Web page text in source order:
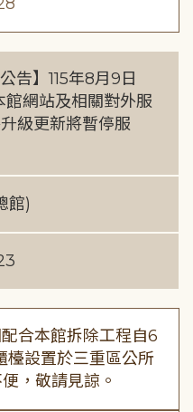
告】115年8月9日
館網站及相關對外服
級更新將暫停服
館)
合本館拆除工程自6
檯設置於三重區公所
，敬請見諒。